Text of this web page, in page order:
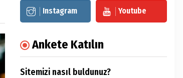
Instagram Youtube
Ankete Katılın
Sitemizi nasıl buldunuz?